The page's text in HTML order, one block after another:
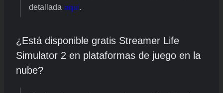
detallada aquí.
¿Está disponible gratis Streamer Life
Simulator 2 en plataformas de juego en la
nube?